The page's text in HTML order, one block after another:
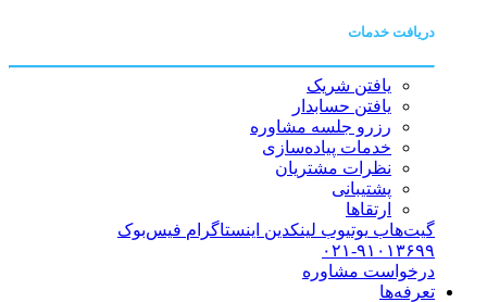
دریافت خدمات
یافتن شریک
یافتن حسابدار
رزرو جلسه مشاوره
خدمات پیاده‌سازی
نظرات مشتریان
پشتیبانی
ارتقاها
گیت‌هاب یوتیوب لینکدین اینستاگرام فیس‌بوک
۰۲۱-۹۱۰۱۳۶۹۹
درخواست مشاوره
تعرفه‌ها